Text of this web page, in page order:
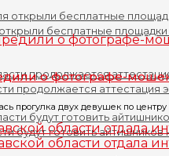
бесплатные
продолжается аттестация
будут готовить айтишников
о фотографе-
прогулка двух девушек по